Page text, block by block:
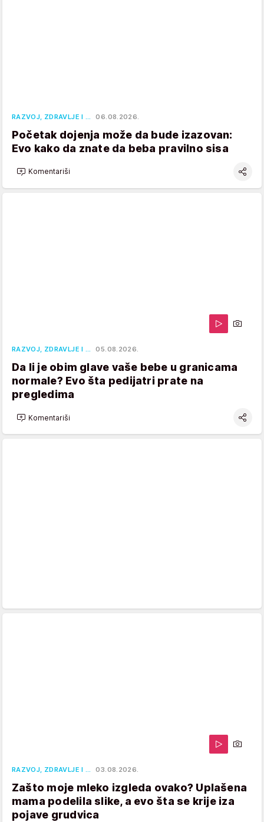
RAZVOJ, ZDRAVLJE I … 06.08.2026.
Početak dojenja može da bude izazovan:
Evo kako da znate da beba pravilno sisa
Komentariši
RAZVOJ, ZDRAVLJE I … 05.08.2026.
Da li je obim glave vaše bebe u granicama
normale? Evo šta pedijatri prate na
pregledima
Komentariši
RAZVOJ, ZDRAVLJE I … 03.08.2026.
Zašto moje mleko izgleda ovako? Uplašena
mama podelila slike, a evo šta se krije iza
pojave grudvica